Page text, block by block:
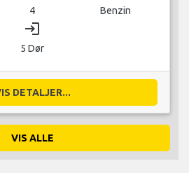
4 Benzin
login
5 Dør
DETALJER...
VIS ALLE